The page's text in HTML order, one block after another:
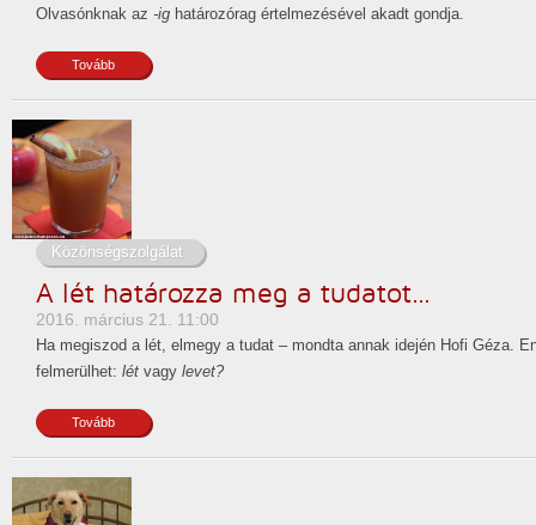
Olvasónknak az -ig határozórag értelmezésével akadt gondja.
Tovább
Közönségszolgálat
A lét határozza meg a tudatot…
2016. március 21. 11:00
Ha megiszod a lét, elmegy a tudat – mondta annak idején Hofi Géza.
felmerülhet: lét vagy levet?
Tovább